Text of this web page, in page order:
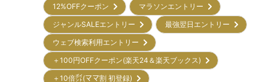
12%OFFクーポン
マラソンエントリー
ジャンルSALEエントリー
最強翌日エントリー
ウェブ検索利用エントリー
＋100円OFFクーポン(楽天24＆楽天ブックス)
＋10倍㌽(ママ割 初登録)